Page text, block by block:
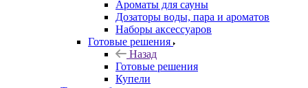
Ароматы для сауны
Дозаторы воды, пара и ароматов
Наборы аксессуаров
Готовые решения
Назад
Готовые решения
Купели